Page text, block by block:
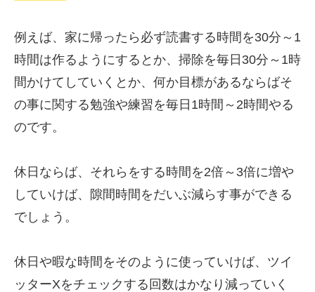
例えば、家に帰ったら必ず読書する時間を30分～1
時間は作るようにするとか、掃除を毎日30分～1時
間かけてしていくとか、何か目標があるならばそ
の事に関する勉強や練習を毎日1時間～2時間やる
のです。
休日ならば、それらをする時間を2倍～3倍に増や
していけば、隙間時間をだいぶ減らす事ができる
でしょう。
休日や暇な時間をそのように使っていけば、ツイ
ッターXをチェックする回数はかなり減っていく